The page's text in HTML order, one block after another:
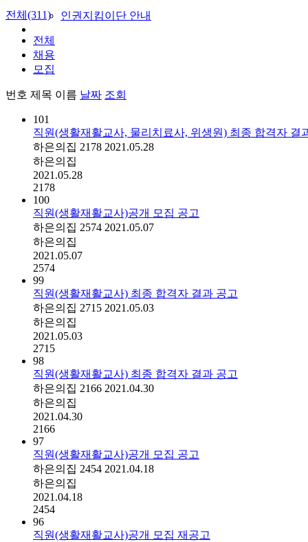
인권지킴이단 안내
전체(311)
전체
채용
모집
번호 제목 이름 날짜 조회
101
직원(생활재활교사, 물리치료사, 위생원) 최종 합격자 결
하은의집 2178 2021.05.28
하은의집
2021.05.28
2178
100
직원(생활재활교사)공개 모집 공고
하은의집 2574 2021.05.07
하은의집
2021.05.07
2574
99
직원(생활재활교사) 최종 합격자 결과 공고
하은의집 2715 2021.05.03
하은의집
2021.05.03
2715
98
직원(생활재활교사) 최종 합격자 결과 공고
하은의집 2166 2021.04.30
하은의집
2021.04.30
2166
97
직원(생활재활교사)공개 모집 공고
하은의집 2454 2021.04.18
하은의집
2021.04.18
2454
96
직원(생활재활교사)공개 모집 재공고